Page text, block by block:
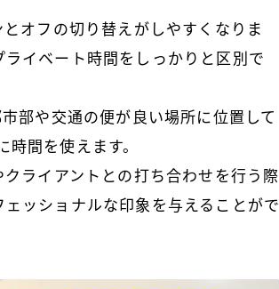
オフの切り替えがしやすくなりま
イベート時間をしっかりと区別で
部や交通の便が良い場所に位置して
間を使えます。
ライアントとの打ち合わせを行う際
ッショナルな印象を与えることがで